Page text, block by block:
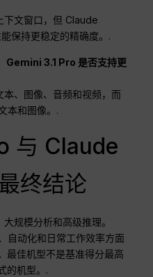
下文窗口，但 Claude
保持更稳定的精确度。.
3.1 Pro 是否支持更
本、图像、音频和视频，而
本和图像。.
与 Claude
终结论
规模分析和高级推理。
自动化和日常工作效率方面
最佳机型不是基准得分最高
的机型。.